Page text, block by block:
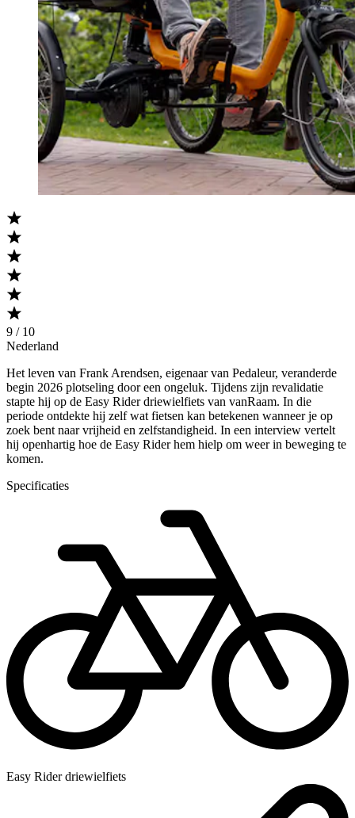
9 / 10
Nederland
Het leven van Frank Arendsen, eigenaar van Pedaleur, veranderde
begin 2026 plotseling door een ongeluk. Tijdens zijn revalidatie
stapte hij op de Easy Rider driewielfiets van vanRaam. In die
periode ontdekte hij zelf wat fietsen kan betekenen wanneer je op
zoek bent naar vrijheid en zelfstandigheid. In een interview vertelt
hij openhartig hoe de Easy Rider hem hielp om weer in beweging te
komen.
Specificaties
Easy Rider driewielfiets